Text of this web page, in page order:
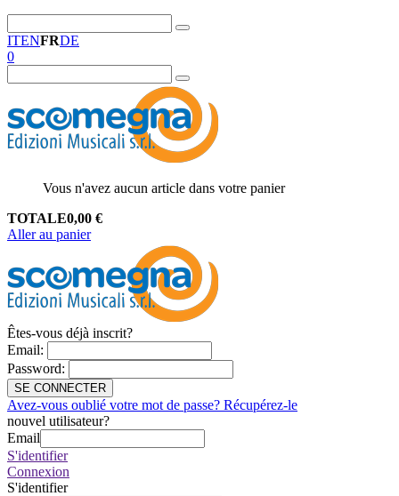
ITENFRDE
0
Vous n'avez aucun article dans votre panier
TOTALE0,00 €
Aller au panier
Êtes-vous déjà inscrit?
Email:
Password:
SE CONNECTER
Avez-vous oublié votre mot de passe? Récupérez-le
nouvel utilisateur?
Email
S'identifier
Connexion
S'identifier